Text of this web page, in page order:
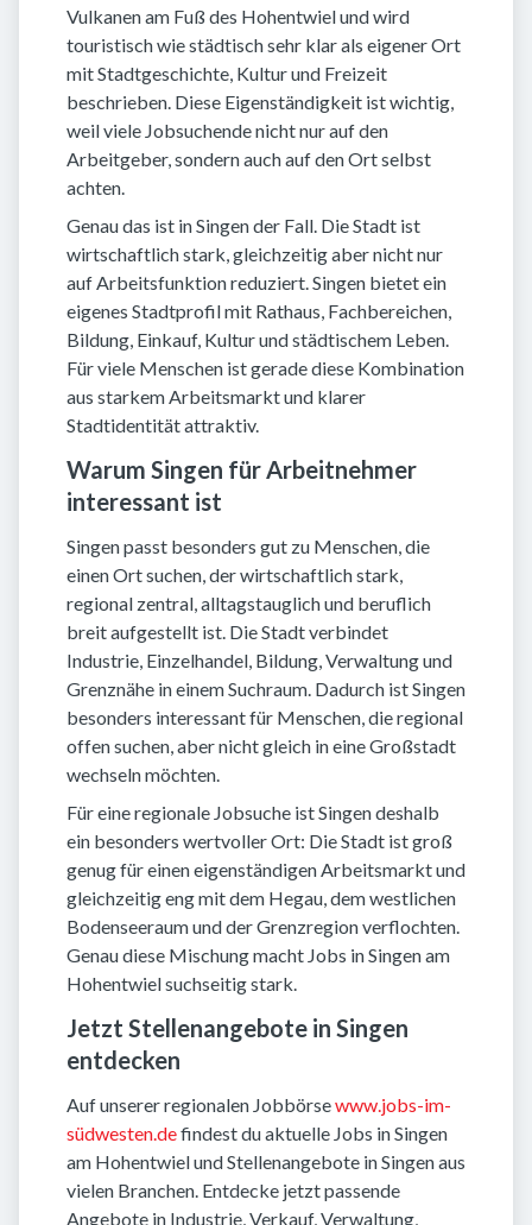
Vulkanen am Fuß des Hohentwiel und wird
touristisch wie städtisch sehr klar als eigener Ort
mit Stadtgeschichte, Kultur und Freizeit
beschrieben. Diese Eigenständigkeit ist wichtig,
weil viele Jobsuchende nicht nur auf den
Arbeitgeber, sondern auch auf den Ort selbst
achten.
Genau das ist in Singen der Fall. Die Stadt ist
wirtschaftlich stark, gleichzeitig aber nicht nur
auf Arbeitsfunktion reduziert. Singen bietet ein
eigenes Stadtprofil mit Rathaus, Fachbereichen,
Bildung, Einkauf, Kultur und städtischem Leben.
Für viele Menschen ist gerade diese Kombination
aus starkem Arbeitsmarkt und klarer
Stadtidentität attraktiv.
Warum Singen für Arbeitnehmer
interessant ist
Singen passt besonders gut zu Menschen, die
einen Ort suchen, der wirtschaftlich stark,
regional zentral, alltagstauglich und beruflich
breit aufgestellt ist. Die Stadt verbindet
Industrie, Einzelhandel, Bildung, Verwaltung und
Grenznähe in einem Suchraum. Dadurch ist Singen
besonders interessant für Menschen, die regional
offen suchen, aber nicht gleich in eine Großstadt
wechseln möchten.
Für eine regionale Jobsuche ist Singen deshalb
ein besonders wertvoller Ort: Die Stadt ist groß
genug für einen eigenständigen Arbeitsmarkt und
gleichzeitig eng mit dem Hegau, dem westlichen
Bodenseeraum und der Grenzregion verflochten.
Genau diese Mischung macht Jobs in Singen am
Hohentwiel suchseitig stark.
Jetzt Stellenangebote in Singen
entdecken
Auf unserer regionalen Jobbörsewww.jobs-im-
südwesten.defindest du aktuelle Jobs in Singen
am Hohentwiel und Stellenangebote in Singen aus
vielen Branchen. Entdecke jetzt passende
Angebote in Industrie, Verkauf, Verwaltung,